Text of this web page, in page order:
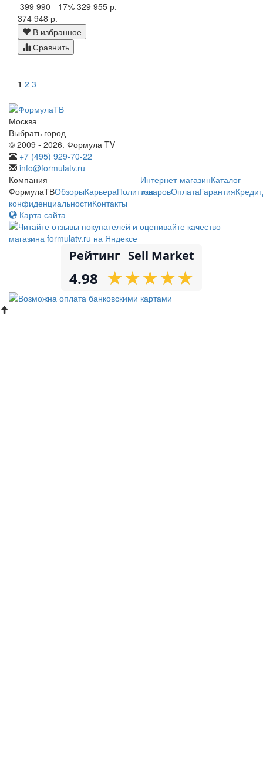
399 990 -17% 329 955 р.
374 948 р.
В избранное
Сравнить
1 2 3
Москва
Выбрать город
© 2009 - 2026. Формула TV
+7 (495) 929-70-22
info@formulatv.ru
Компания
ФормулаТВОбзорыКарьераПолитика
конфиденциальностиКонтакты
Интернет-магазинКаталог
товаровОплатаГарантияКредит
Карта сайта
Рейтинг Sell Market
4.98 ★
★★
★★
★★
★★
★